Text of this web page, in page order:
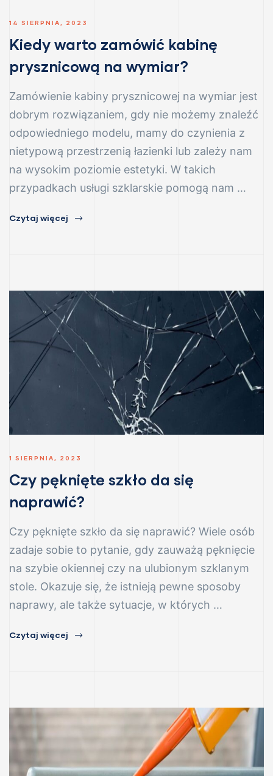
14 SIERPNIA, 2023
Kiedy warto zamówić kabinę
prysznicową na wymiar?
Zamówienie kabiny prysznicowej na wymiar jest
dobrym rozwiązaniem, gdy nie możemy znaleźć
odpowiedniego modelu, mamy do czynienia z
nietypową przestrzenią łazienki lub zależy nam
na wysokim poziomie estetyki. W takich
przypadkach usługi szklarskie pomogą nam …
Czytaj więcej
1 SIERPNIA, 2023
Czy pęknięte szkło da się
naprawić?
Czy pęknięte szkło da się naprawić? Wiele osób
zadaje sobie to pytanie, gdy zauważą pęknięcie
na szybie okiennej czy na ulubionym szklanym
stole. Okazuje się, że istnieją pewne sposoby
naprawy, ale także sytuacje, w których …
Czytaj więcej